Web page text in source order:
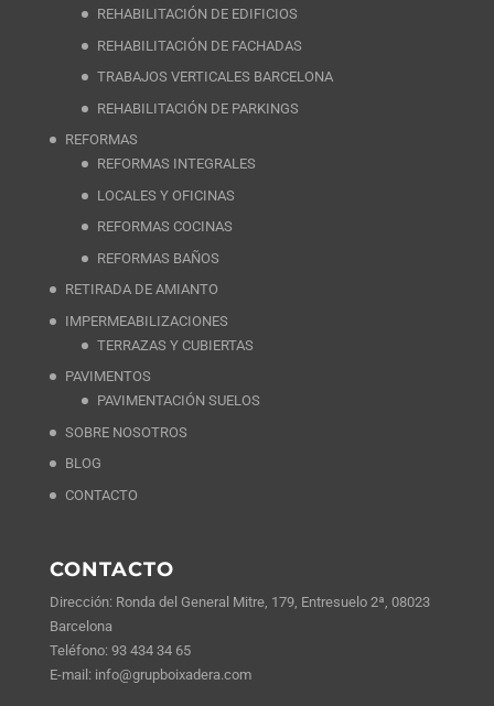
REHABILITACIÓN DE EDIFICIOS
REHABILITACIÓN DE FACHADAS
TRABAJOS VERTICALES BARCELONA
REHABILITACIÓN DE PARKINGS
REFORMAS
REFORMAS INTEGRALES
LOCALES Y OFICINAS
REFORMAS COCINAS
REFORMAS BAÑOS
RETIRADA DE AMIANTO
IMPERMEABILIZACIONES
TERRAZAS Y CUBIERTAS
PAVIMENTOS
PAVIMENTACIÓN SUELOS
SOBRE NOSOTROS
BLOG
CONTACTO
CONTACTO
Dirección: Ronda del General Mitre, 179, Entresuelo 2ª, 08023
Barcelona
Teléfono: 93 434 34 65
E-mail: info@grupboixadera.com